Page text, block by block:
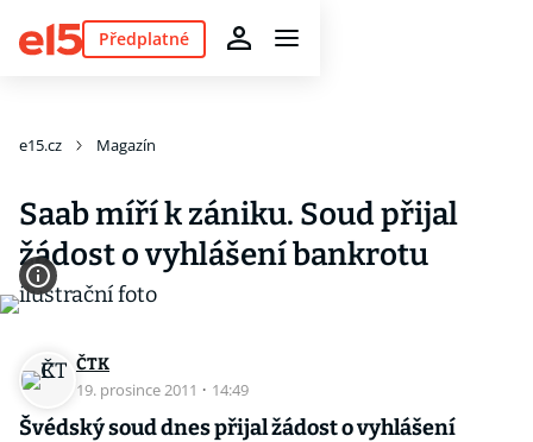
Předplatné
e15.cz Magazín
Saab míří k zániku. Soud přijal
žádost o vyhlášení bankrotu
ČTK
19. prosince 2011 · 14:49
Švédský soud dnes přijal žádost o vyhlášení